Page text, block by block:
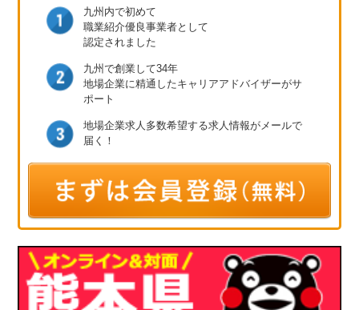
九州内で初めて
職業紹介優良事業者として
認定されました
九州で創業して34年
地場企業に精通したキャリアアドバイザーがサ
ポート
地場企業求人多数希望する求人情報が メールで
届く！